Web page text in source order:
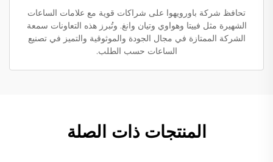
تحافظ شركة باورويهوا على شراكات قوية مع علامات الساعات
الشهيرة مثل فييتا وهواوي وتيان وانغ. وتُبرز هذه التعاونات سمعة
الشركة الممتازة في مجال الجودة والموثوقية والتميز في تصنيع
الساعات حسب الطلب.
المنتجات ذات الصلة